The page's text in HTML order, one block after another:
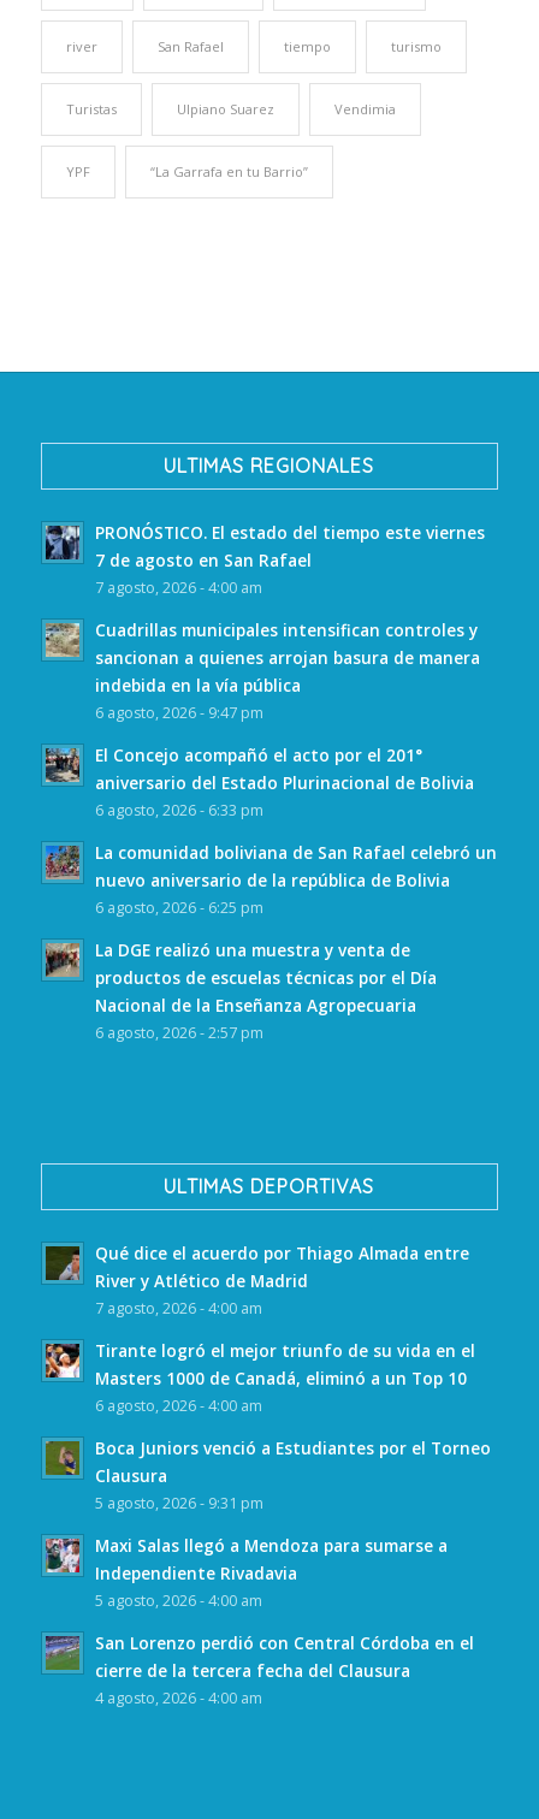
river San Rafael tiempo turismo
Turistas Ulpiano Suarez Vendimia
YPF “La Garrafa en tu Barrio”
ULTIMAS REGIONALES
PRONÓSTICO. El estado del tiempo este viernes
7 de agosto en San Rafael
7 agosto, 2026 - 4:00 am
Cuadrillas municipales intensifican controles y
sancionan a quienes arrojan basura de manera
indebida en la vía pública
6 agosto, 2026 - 9:47 pm
El Concejo acompañó el acto por el 201°
aniversario del Estado Plurinacional de Bolivia
6 agosto, 2026 - 6:33 pm
La comunidad boliviana de San Rafael celebró un
nuevo aniversario de la república de Bolivia
6 agosto, 2026 - 6:25 pm
La DGE realizó una muestra y venta de
productos de escuelas técnicas por el Día
Nacional de la Enseñanza Agropecuaria
6 agosto, 2026 - 2:57 pm
ULTIMAS DEPORTIVAS
Qué dice el acuerdo por Thiago Almada entre
River y Atlético de Madrid
7 agosto, 2026 - 4:00 am
Tirante logró el mejor triunfo de su vida en el
Masters 1000 de Canadá, eliminó a un Top 10
6 agosto, 2026 - 4:00 am
Boca Juniors venció a Estudiantes por el Torneo
Clausura
5 agosto, 2026 - 9:31 pm
Maxi Salas llegó a Mendoza para sumarse a
Independiente Rivadavia
5 agosto, 2026 - 4:00 am
San Lorenzo perdió con Central Córdoba en el
cierre de la tercera fecha del Clausura
4 agosto, 2026 - 4:00 am